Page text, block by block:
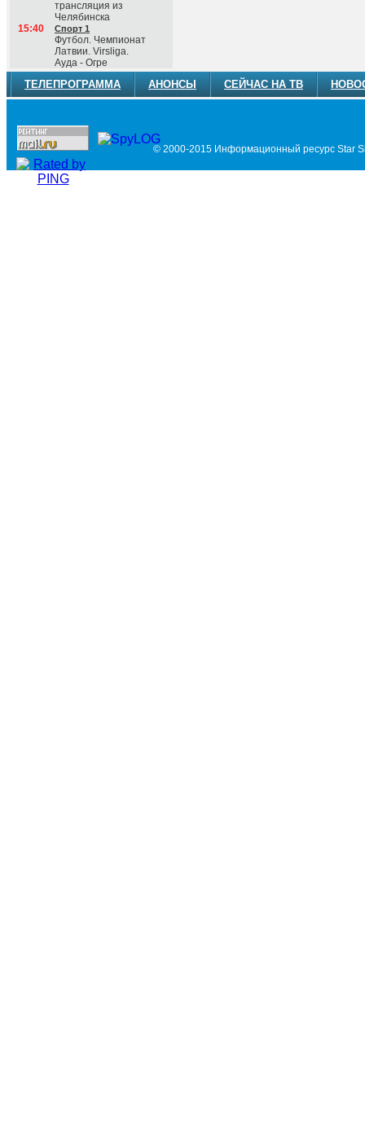
трансляция из
Челябинска
15:40
Спорт 1
Футбол. Чемпионат
Латвии. Virsliga.
Ауда - Огре
ТЕЛЕПРОГРАММА АНОНСЫ СЕЙЧАС НА ТВ
© 2000-2015 Информационный ресурс Star